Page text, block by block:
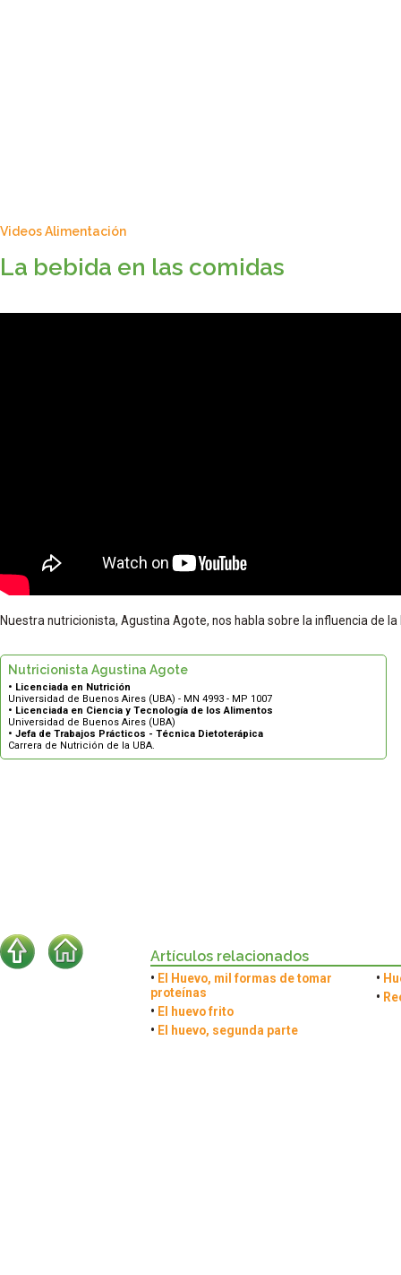
Videos Alimentación
La bebida en las comidas
Nuestra nutricionista, Agustina Agote, nos habla sobre la influencia de
Nutricionista Agustina Agote
• Licenciada en Nutrición
Universidad de Buenos Aires (UBA) - MN 4993 - MP 1007
• Licenciada en Ciencia y Tecnología de los Alimentos
Universidad de Buenos Aires (UBA)
• Jefa de Trabajos Prácticos - Técnica Dietoterápica
Carrera de Nutrición de la UBA.
Artículos relacionados
• El Huevo, mil formas de tomar
proteínas
• El huevo frito
• El huevo, segunda parte
•
•